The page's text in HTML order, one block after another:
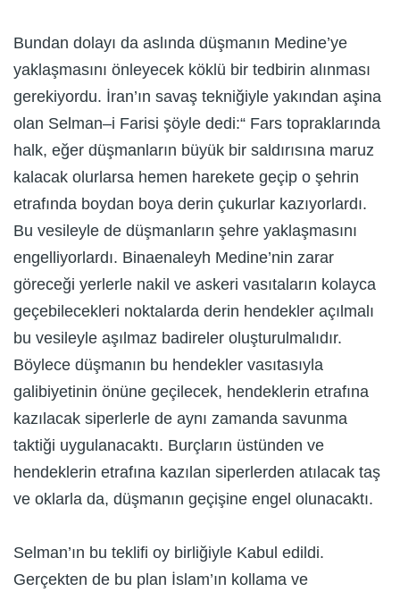
Bundan dolayı da aslında düşmanın Medine’ye
yaklaşmasını önleyecek köklü bir tedbirin alınması
gerekiyordu. İran’ın savaş tekniğiyle yakından aşina
olan Selman–i Farisi şöyle dedi:“ Fars topraklarında
halk, eğer düşmanların büyük bir saldırısına maruz
kalacak olurlarsa hemen harekete geçip o şehrin
etrafında boydan boya derin çukurlar kazıyorlardı.
Bu vesileyle de düşmanların şehre yaklaşmasını
engelliyorlardı. Binaenaleyh Medine’nin zarar
göreceği yerlerle nakil ve askeri vasıtaların kolayca
geçebilecekleri noktalarda derin hendekler açılmalı
bu vesileyle aşılmaz badireler oluşturulmalıdır.
Böylece düşmanın bu hendekler vasıtasıyla
galibiyetinin önüne geçilecek, hendeklerin etrafına
kazılacak siperlerle de aynı zamanda savunma
taktiği uygulanacaktı. Burçların üstünden ve
hendeklerin etrafına kazılan siperlerden atılacak taş
ve oklarla da, düşmanın geçişine engel olunacaktı.
Selman’ın bu teklifi oy birliğiyle Kabul edildi.
Gerçekten de bu plan İslam’ın kollama ve